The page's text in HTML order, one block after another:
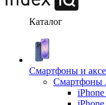
Каталог
Смартфоны и
Смартфоны